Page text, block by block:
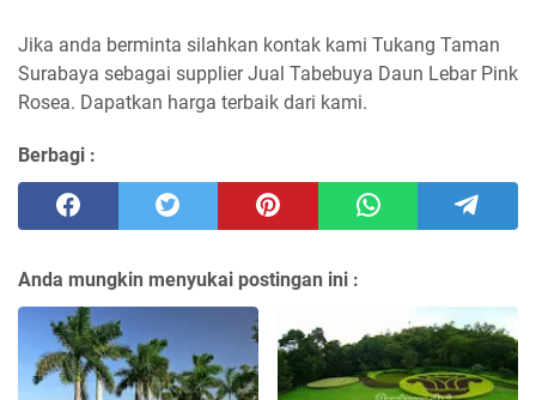
Jika anda berminta silahkan kontak kami Tukang Taman
Surabaya sebagai supplier Jual Tabebuya Daun Lebar Pink
Rosea. Dapatkan harga terbaik dari kami.
Berbagi :
Anda mungkin menyukai postingan ini :